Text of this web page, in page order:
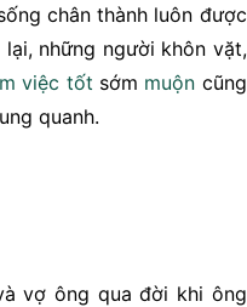
chân thành luôn được
lại, những người khôn vặt,
việc tốt sớm muộn cũng
quanh.
vợ ông qua đời khi ông